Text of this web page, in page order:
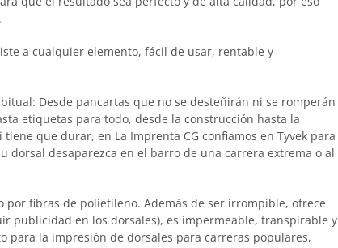
a cualquier elemento, fácil de usar, rentable y
Desde pancartas que no se desteñirán ni se romperán
etiquetas para todo, desde la construcción hasta la
que durar, en La Imprenta CG confiamos en Tyvek para
dorsal desaparezca en el barro de una carrera extrema o al
fibras de polietileno. Además de ser irrompible, ofrece
publicidad en los dorsales), es impermeable, transpirable y
para la impresión de dorsales para carreras populares,